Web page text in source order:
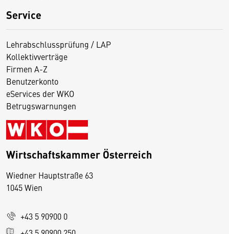
Service
Lehrabschlussprüfung / LAP
Kollektivverträge
Firmen A-Z
Benutzerkonto
eServices der WKO
Betrugswarnungen
Wirtschaftskammer Österreich
Wiedner Hauptstraße 63
1045 Wien
+43 5 90900 0
D
s